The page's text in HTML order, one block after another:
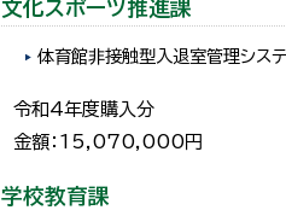
文化スポーツ推進課
体育館非接触型入退室管理シス
令和4年度購入分
金額：15,070,000円
学校教育課